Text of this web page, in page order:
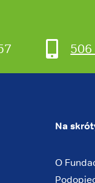
506
Na
O